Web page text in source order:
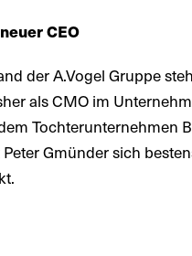
CEO
der A.Vogel Gruppe
als CMO im
Tochterunternehmen
Gmünder sich